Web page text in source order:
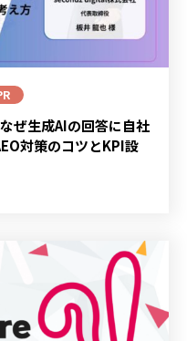
ぜ生成AIの回答に自社
対策のコツとKPI設